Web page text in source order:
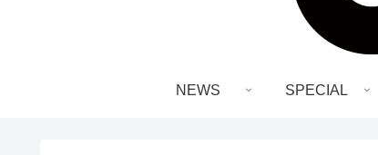
NEWS SPECIAL